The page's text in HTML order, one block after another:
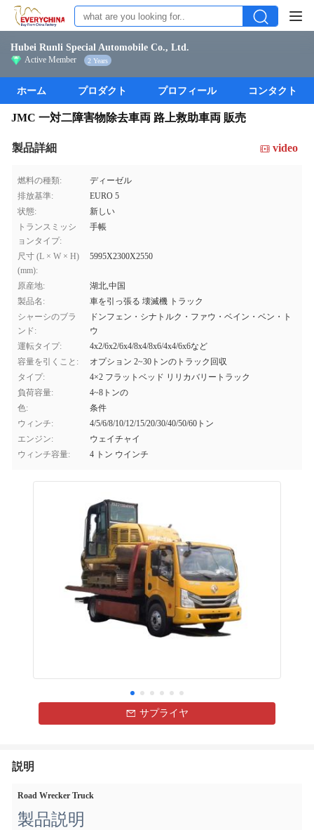
Hubei Runli Special Automobile Co., Ltd.
Active Member 2 Years
ホーム プロダクト プロフィール コンタクト
JMC 一対二障害物除去車両 路上救助車両 販売
製品詳細 video
燃料の種類:
ディーゼル
排放基準:
EURO 5
状態:
新しい
トランスミッシ
ョンタイプ:
手帳
尺寸 (L × W × H)
(mm):
5995X2300X2550
原産地:
湖北,中国
製品名:
車を引っ張る 壊滅機 トラック
シャーシのブラ
ンド:
ドンフェン・シナトルク・ファウ・ベイン・ベン・ト
ウ
運転タイプ:
4x2/6x2/6x4/8x4/8x6/4x4/6x6など
容量を引くこと:
オプション 2~30トンのトラック回収
タイプ:
4×2 フラットベッド リリカバリートラック
負荷容量:
4~8トンの
色:
条件
ウィンチ:
4/5/6/8/10/12/15/20/30/40/50/60トン
エンジン:
ウェイチャイ
ウィンチ容量:
4 トン ウインチ
サプライヤ
説明
Road Wrecker Truck
製品説明